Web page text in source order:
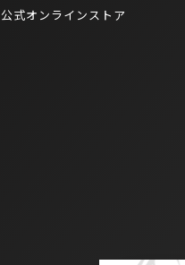
公式オンラインストア